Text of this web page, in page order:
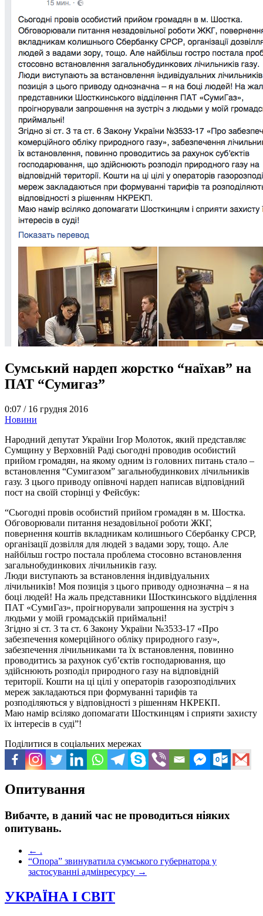
Сумський нардеп жорстко “наїхав” на
ПАТ “Сумигаз”
0:07 / 16 грудня 2016
Новини
Народний депутат України Ігор Молоток, який представляє
Сумщину у Верховній Раді сьогодні проводив особистий
прийом громадян, на якому одним із головних питань стало –
встановлення “Сумигазом” загальнобудинкових лічильників
газу. З цього приводу опівночі нардеп написав відповідний
пост на своїй сторінці у Фейсбук:
“Сьогодні провів особистий прийом громадян в м. Шостка.
Обговорювали питання незадовільної роботи ЖКГ,
повернення коштів вкладникам колишнього Сбербанку СРСР,
організації дозвілля для людей з вадами зору, тощо. Але
найбільш гостро постала проблема стосовно встановлення
загальнобудинкових лічильників газу.
Люди виступають за встановлення індивідуальних
лічильників! Моя позиція з цього приводу однозначна – я на
боці людей! На жаль представники Шосткинського відділення
ПАТ «СумиГаз», проігнорували запрошення на зустріч з
людьми у моїй громадській приймальні!
Згідно зі ст. 3 та ст. 6 Закону України №3533-17 «Про
забезпечення комерційного обліку природного газу»,
забезпечення лічильниками та їх встановлення, повинно
проводитись за рахунок суб’єктів господарювання, що
здійснюють розподіл природного газу на відповідній
території. Кошти на ці цілі у операторів газорозподільчих
мереж закладаються при формуванні тарифів та
розподіляються у відповідності з рішенням НКРЕКП.
Маю намір всіляко допомагати Шосткинцям і сприяти захисту
їх інтересів в суді”!
Поділитися в соціальних мережах
Опитування
Вибачте, в даний час не проводиться ніяких
опитувань.
← .
“Опора” звинуватила сумського губернатора у
застосуванні адмінресурсу →
УКРАЇНА І СВІТ